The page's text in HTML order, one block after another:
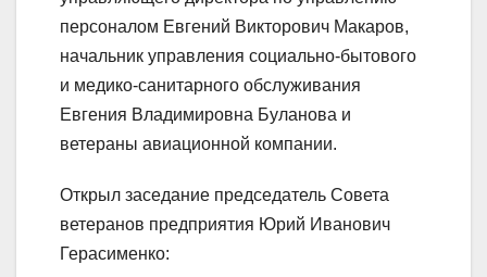
персоналом Евгений Викторович Макаров,
начальник управления социально-бытового
и медико-санитарного обслуживания
Евгения Владимировна Буланова и
ветераны авиационной компании.
Открыл заседание председатель Совета
ветеранов предприятия Юрий Иванович
Герасименко: